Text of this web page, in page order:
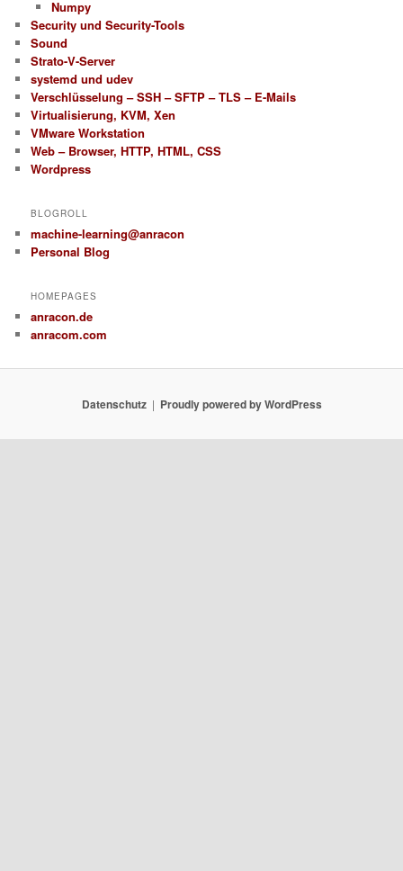
Numpy
Security und Security-Tools
Sound
Strato-V-Server
systemd und udev
Verschlüsselung – SSH – SFTP – TLS – E-Mails
Virtualisierung, KVM, Xen
VMware Workstation
Web – Browser, HTTP, HTML, CSS
Wordpress
BLOGROLL
machine-learning@anracon
Personal Blog
HOMEPAGES
anracon.de
anracom.com
Datenschutz Proudly powered by WordPress